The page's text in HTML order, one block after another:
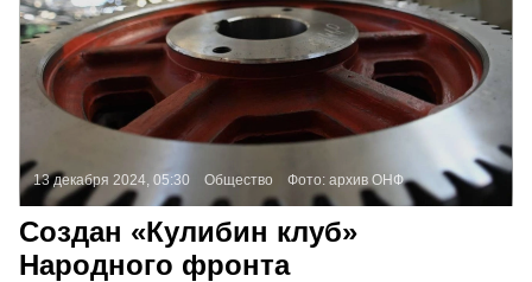
13 декабря 2024, 05:30 Общество Фото: архив ОНФ
Создан «Кулибин клуб»
Народного фронта